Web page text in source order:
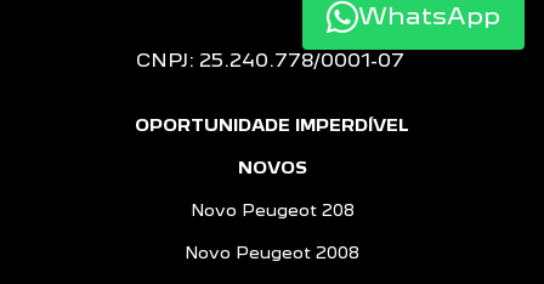
CNPJ: 25.240.778/0001-07
OPORTUNIDADE IMPERDÍVEL
NOVOS
Novo Peugeot 208
Novo Peugeot 2008
WhatsApp